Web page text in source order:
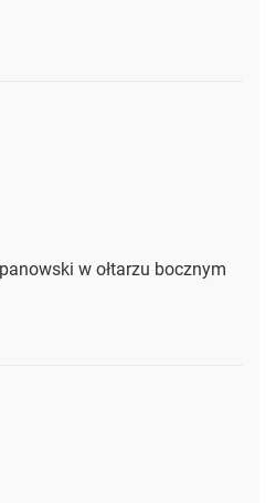
w ołtarzu bocznym